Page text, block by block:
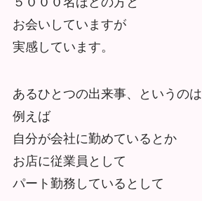
お会いしていますが
実感しています。
あるひとつの出来事、というのは
例えば
自分が会社に勤めているとか
お店に従業員として
パート勤務しているとして